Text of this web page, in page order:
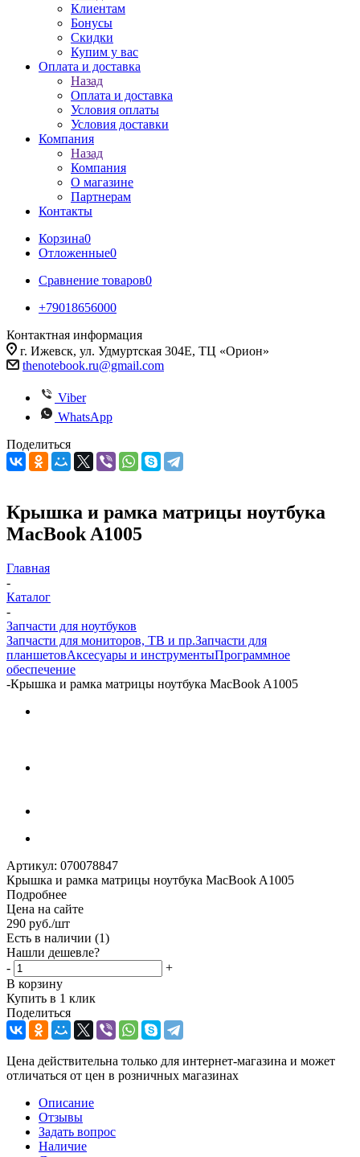
Клиентам
Бонусы
Скидки
Купим у вас
Оплата и доставка
Назад
Оплата и доставка
Условия оплаты
Условия доставки
Компания
Назад
Компания
О магазине
Партнерам
Контакты
Корзина0
Отложенные0
Сравнение товаров0
+79018656000
Контактная информация
г. Ижевск, ул. Удмуртская 304Е, ТЦ «Орион»
thenotebook.ru@gmail.com
Viber
WhatsApp
Поделиться
Крышка и рамка матрицы ноутбука
MacBook A1005
Главная
-
Каталог
-
Запчасти для ноутбуков
Запчасти для мониторов, ТВ и пр.Запчасти для
планшетовАксесуары и инструментыПрограммное
обеспечение
-Крышка и рамка матрицы ноутбука MacBook A1005
Артикул: 070078847
Крышка и рамка матрицы ноутбука MacBook A1005
Подробнее
Цена на сайте
290 руб./шт
Есть в наличии (1)
Нашли дешевле?
-
+
В корзину
Купить в 1 клик
Поделиться
Цена действительна только для интернет-магазина и может
отличаться от цен в розничных магазинах
Описание
Отзывы
Задать вопрос
Наличие